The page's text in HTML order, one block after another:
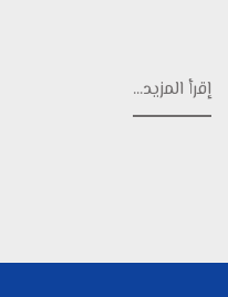
إقرأ المزيد...